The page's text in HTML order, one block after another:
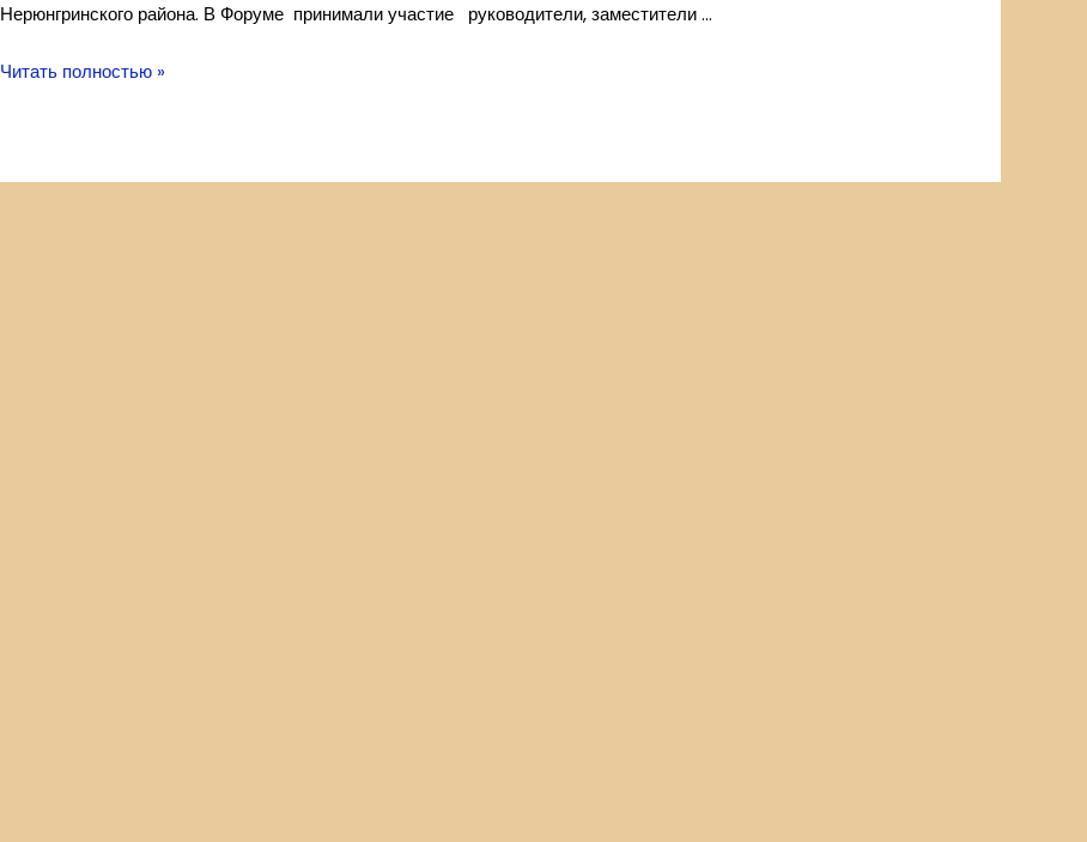
Нерюнгринского района. В Форуме принимали участие руководители, заместители …
Южно-
Читать полностью »